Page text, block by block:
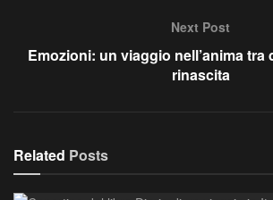
Next Post
Emozioni: un viaggio nell’anima tra
rinascita
Related Posts